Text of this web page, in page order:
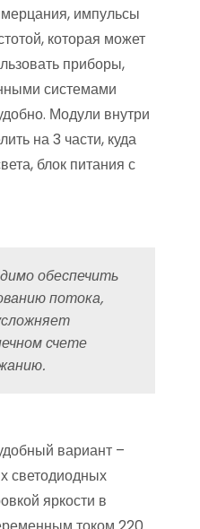
импульсы
которая может
приборы,
системами
Модули внутри
на 3 части, куда
блок питания с
обеспечить
потока,
счете
вариант –
светодиодных
яркости в